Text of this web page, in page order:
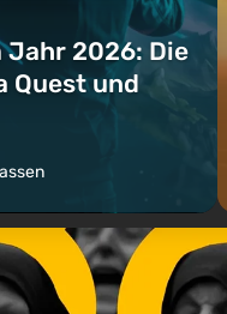
Jahr 2026: Die
Quest und